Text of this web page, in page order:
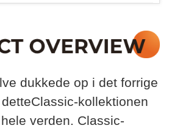
dukkede op i det forrige
Classic-kollektionen
verden. Classic-